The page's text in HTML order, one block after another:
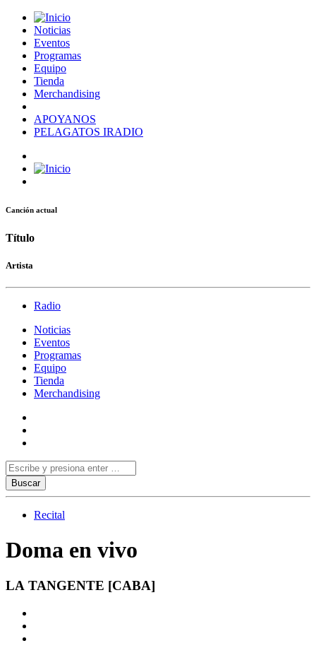
Noticias
Eventos
Programas
Equipo
Tienda
Merchandising
APOYANOS
PELAGATOS IRADIO
Canción actual
Título
Artista
Radio
Noticias
Eventos
Programas
Equipo
Tienda
Merchandising
Recital
Doma en vivo
LA TANGENTE [CABA]